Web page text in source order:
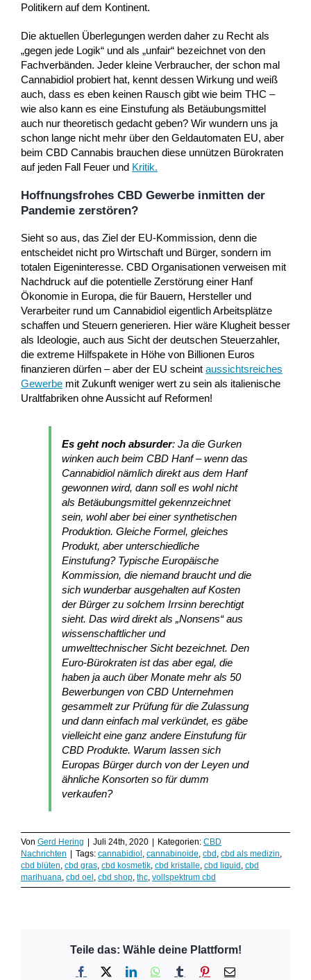
Politikern auf dem Kontinent.
Die aktuellen Überlegungen werden daher zu Recht als
„gegen jede Logik“ und als „unfair“ bezeichnet von den
Fachverbänden. Jeder kleine Verbraucher, der schon mal
Cannabidiol probiert hat, kennt dessen Wirkung und weiß
auch, dass es eben keinen Rausch gibt wie beim THC –
wie also kann es eine Einstufung als Betäubungsmittel
auch nur theoretisch gedacht geben? Wir wundern uns ja
schon lange nicht mehr über den Geldautomaten EU, aber
beim CBD Cannabis brauchen diese unnützen Bürokraten
auf jeden Fall Feuer und Kritik.
Hoffnungsfrohes CBD Gewerbe inmitten der
Pandemie zerstören?
Sieht so aus, das Ziel der EU-Kommission, denn die
entscheidet nicht pro Wirtschaft und Bürger, sondern im
totalen Eigeninteresse. CBD Organisationen verweisen mit
Nachdruck auf die potentielle Zerstörung einer Hanf
Ökonomie in Europa, die für Bauern, Hersteller und
Verarbeiter rund um Cannabidiol eigentlich Arbeitsplätze
schaffen und Steuern generieren. Hier wäre Klugheit besser
als Ideologie, auch aus Sicht der deutschen Steuerzahler,
die extreme Hilfspakete in Höhe von Billionen Euros
finanzieren dürfen – aber der EU scheint aussichtsreiches
Gewerbe mit Zukunft weniger wert zu sein als italienische
Uraltfabriken ohne Aussicht auf Reformen!
Es geht noch absurder: Ja die Gurken
winken auch beim CBD Hanf – wenn das
Cannabidiol nämlich direkt aus dem Hanf
gewonnen wird, dann soll es wohl nicht
als Betäubungsmittel gekennzeichnet
sein, wohl aber bei einer synthetischen
Produktion. Gleiche Formel, gleiches
Produkt, aber unterschiedliche
Einstufung? Typische Europäische
Kommission, die niemand braucht und die
sich wunderbar ausgehalten auf Kosten
der Bürger zu solchem Irrsinn berechtigt
sieht. Das wird direkt als „Nonsens“ aus
wissenschaftlicher und
umwelttechnischer Sicht bezeichnet. Den
Euro-Bürokraten ist das aber egal, die
haben ja auch über Monate mehr als 50
Bewerbungen von CBD Unternehmen
gesammelt zur Prüfung für die Zulassung
und dann einfach mal verkündet, es gäbe
vielleicht eine ganz andere Einstufung für
CBD Produkte. Warum lassen sich
Europas Bürger durch von der Leyen und
ähnliche Konsorten so für dumm
verkaufen?
Von Gerd Hering | Juli 24th, 2020 | Kategorien: CBD
Nachrichten | Tags: cannabidiol, cannabinoide, cbd, cbd als medizin,
cbd blüten, cbd gras, cbd kosmetik, cbd kristalle, cbd liquid, cbd
marihuana, cbd oel, cbd shop, thc, vollspektrum cbd
Teile das: Wähle deine Plattform!
Facebook LinkedInWhatsApp
Tumblr Pinterest
E-